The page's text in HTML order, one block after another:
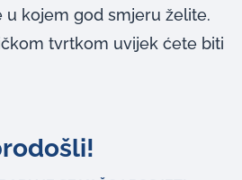
u kojem god smjeru želite.
tvrtkom uvijek ćete biti